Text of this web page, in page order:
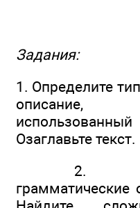
Задания:
1. Определите
описание,
Озаглавьте текст.
2.
грамматические